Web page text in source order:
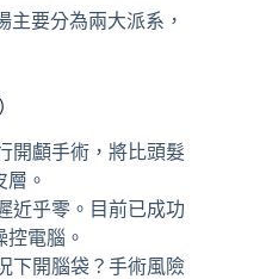
主要分為兩大派系，
開顱手術，將比頭髮
。
近乎零。目前已成功
電腦。
下開腦袋？手術風險